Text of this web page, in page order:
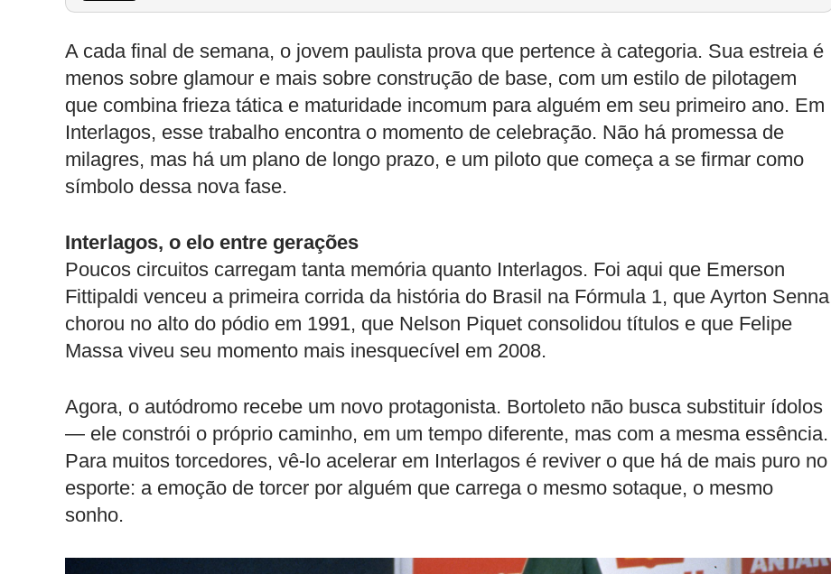
A cada final de semana, o jovem paulista prova que pertence à categoria. Sua estreia é
menos sobre glamour e mais sobre construção de base, com um estilo de pilotagem
que combina frieza tática e maturidade incomum para alguém em seu primeiro ano. Em
Interlagos, esse trabalho encontra o momento de celebração. Não há promessa de
milagres, mas há um plano de longo prazo, e um piloto que começa a se firmar como
símbolo dessa nova fase.
Interlagos, o elo entre gerações
Poucos circuitos carregam tanta memória quanto Interlagos. Foi aqui que Emerson
Fittipaldi venceu a primeira corrida da história do Brasil na Fórmula 1, que Ayrton Senna
chorou no alto do pódio em 1991, que Nelson Piquet consolidou títulos e que Felipe
Massa viveu seu momento mais inesquecível em 2008.
Agora, o autódromo recebe um novo protagonista. Bortoleto não busca substituir ídolos
— ele constrói o próprio caminho, em um tempo diferente, mas com a mesma essência.
Para muitos torcedores, vê-lo acelerar em Interlagos é reviver o que há de mais puro no
esporte: a emoção de torcer por alguém que carrega o mesmo sotaque, o mesmo
sonho.